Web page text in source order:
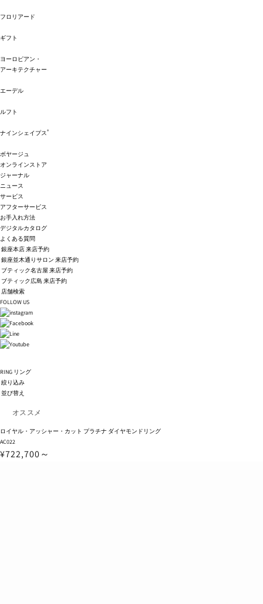
フロリアード
ギフト
ヨーロピアン・
アーキテクチャー
エーデル
ルフト
ナインシェイプス®
ボヤージュ
オンラインストア
ジャーナル
ニュース
サービス
アフターサービス
お手入れ方法
デジタルカタログ
よくある質問
銀座本店 来店予約
銀座並木通りサロン 来店予約
ブティック名古屋 来店予約
ブティック広島 来店予約
店舗検索
FOLLOW US
RING リング
絞り込み
並び替え
ロイヤル・アッシャー・カット プラチナ ダイヤモンドリング
AC022
¥722,700～